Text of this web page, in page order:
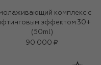
комплекс с
эффектом 30+
(50ml)
90 000 ₽